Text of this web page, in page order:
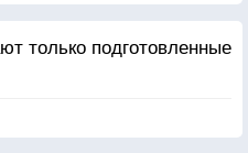
только подготовленные